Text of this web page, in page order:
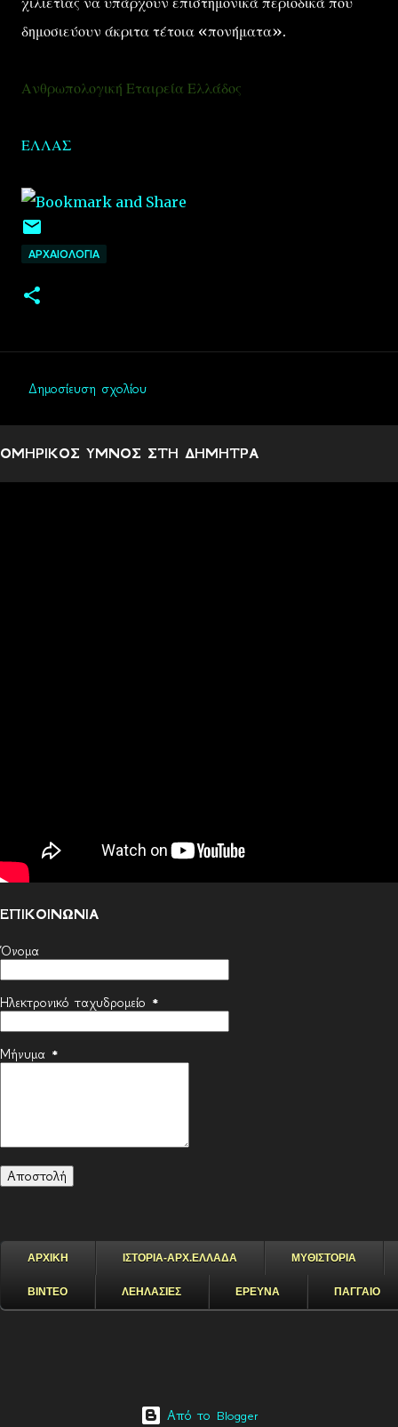
δημοσιεύουν άκριτα τέτοια «πονήματα».
Ανθρωπολογική Εταιρεία Ελλάδος
ΕΛΛΑΣ
ΑΡΧΑΙΟΛΟΓΙΑ
ό
λ
Δημοσίευση σχολίου
ΟΜΗΡΙΚΟΣ ΥΜΝΟΣ ΣΤΗ ΔΗΜΗΤΡΑ
ΕΠΙΚΟΙΝΩΝΙΑ
Όνομα
Ηλεκτρονικό ταχυδρομείο *
Μήνυμα *
ΑΡΧΙΚΗ ΙΣΤΟΡΙΑ-ΑΡΧ.ΕΛΛΑΔΑ ΜΥΘΙΣΤΟΡΙΑ
ΒΙΝΤΕΟ ΛΕΗΛΑΣΙΕΣ ΕΡΕΥΝΑ ΠΑΓΓΑΙΟ
Από το Blogger